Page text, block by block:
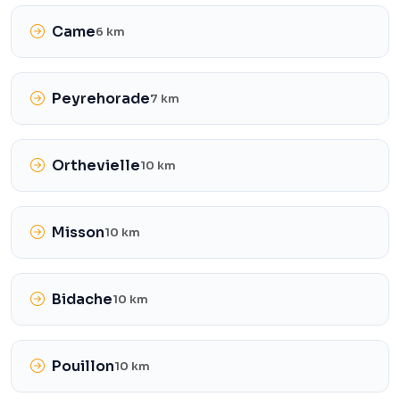
Came6 km
Peyrehorade7 km
Orthevielle10 km
Misson10 km
Bidache10 km
Pouillon10 km